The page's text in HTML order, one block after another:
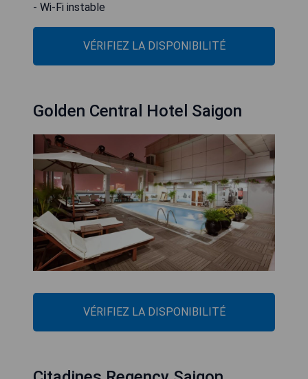
- Wi-Fi instable
VÉRIFIEZ LA DISPONIBILITÉ
Golden Central Hotel Saigon
VÉRIFIEZ LA DISPONIBILITÉ